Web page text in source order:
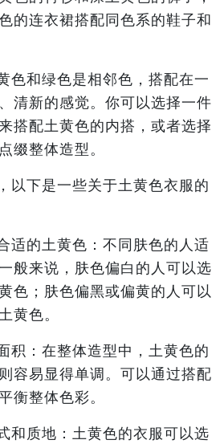
的连衣裙搭配同色系的鞋子和
色和绿色是相邻色，搭配在一
清新的感觉。你可以选择一件
搭配土黄色的内搭，或者选择
缀整体造型。
以下是一些关于土黄色衣服的
适的土黄色：不同肤色的人适
般来说，肤色偏白的人可以选
色；肤色偏黑或偏黄的人可以
黄色。
积：在整体造型中，土黄色的
容易显得单调。可以通过搭配
衡整体色彩。
和质地：土黄色的衣服可以选